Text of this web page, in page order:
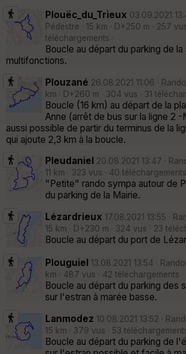
Plouëc_du_Trieux 03.09.2021
Pédestre · 15 km · D+250 m · 257
téléchargements ·
Boucle au départ du parking de la
multifonctions.
Plouzané 26.08.2021 11:06 ·
km · D+260 m · 304 vus · 31
Boucle (16 km) au départ de la
Anne (arrêt de bus sur la ligne 2
aussi possible de partir du terminus de la
qui ajoute 2,3 km à la boucle.
Pleudaniel
20.08.2021 13:47 ·
11 km · 323 vus · 40 téléchargements
"Petite" rando sympa autour de
du parking de la Mairie.
Lézardrieux 17.08.2021 13:55 ·
15 km · D+230 m · 324 vus · 23
Boucle au départ du port de
Plouguiel 13.08.2021 13:54 ·
km · 487 vus · 42 téléchargements ·
Boucle au départ du parking des
sur l'estran à marée basse.
Lanmodez 10.08.2021 13:52 ·
15 km · 379 vus · 53
Boucle au départ du parking de